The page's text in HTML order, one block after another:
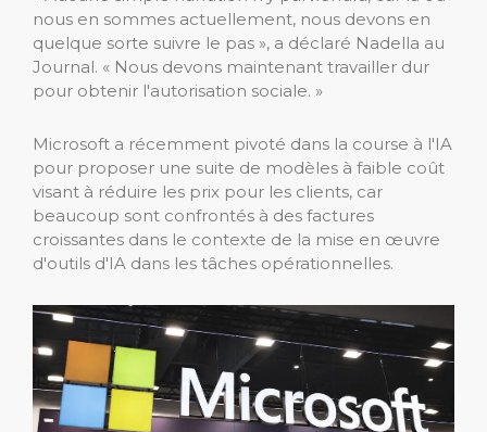
nous en sommes actuellement, nous devons en
quelque sorte suivre le pas », a déclaré Nadella au
Journal. « Nous devons maintenant travailler dur
pour obtenir l'autorisation sociale. »
Microsoft a récemment pivoté dans la course à l'IA
pour proposer une suite de modèles à faible coût
visant à réduire les prix pour les clients, car
beaucoup sont confrontés à des factures
croissantes dans le contexte de la mise en œuvre
d'outils d'IA dans les tâches opérationnelles.